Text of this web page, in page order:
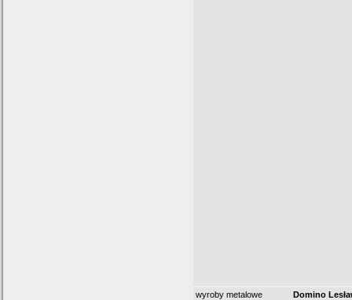
wyroby metalowe Domino